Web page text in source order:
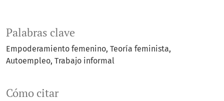
Palabras clave
Empoderamiento femenino Teoría feminista
Autoempleo Trabajo informal
Cómo citar